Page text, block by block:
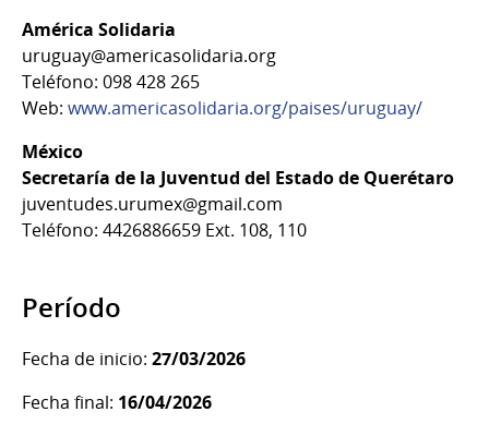
América Solidaria
uruguay@americasolidaria.org
Teléfono: 098 428 265
Web: www.americasolidaria.org/paises/uruguay/
México
Secretaría de la Juventud del Estado de Querétaro
juventudes.urumex@gmail.com
Teléfono: 4426886659 Ext. 108, 110
Período
Fecha de inicio: 27/03/2026
Fecha final: 16/04/2026